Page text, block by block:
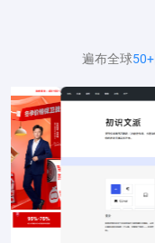
遍布全球50+